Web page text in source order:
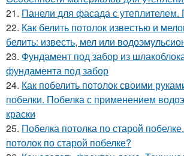
21. Панели для фасада с утеплителем.
22. Как белить потолок известью и
белить: известь, мел или
23. Фундамент под забор из
фундамента под забор
24. Как побелить потолок своими
побелки. Побелка с применением
краски
25. Побелка потолка по старой
потолок по старой побелке?